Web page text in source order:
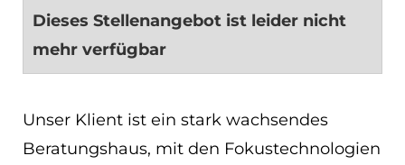
Referenzen
News
Dieses Stellenangebot ist leider nicht
mehr verfügbar
Unser Klient ist ein stark wachsendes
Beratungshaus, mit den Fokustechnologien